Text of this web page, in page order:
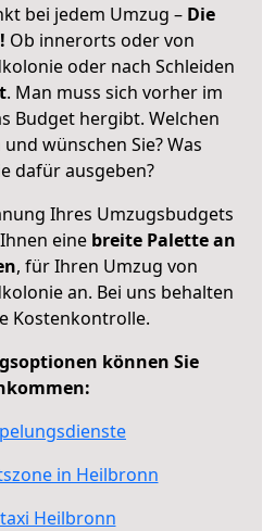
bei jedem Umzug – Die
Ob innerorts oder von
oder nach Schleiden
. Man muss sich vorher im
Budget hergibt. Welchen
wünschen Sie? Was
dafür ausgeben?
Ihres Umzugsbudgets
eine breite Palette an
, für Ihren Umzug von
an. Bei uns behalten
Kostenkontrolle.
können Sie
in Heilbronn
Heilbronn